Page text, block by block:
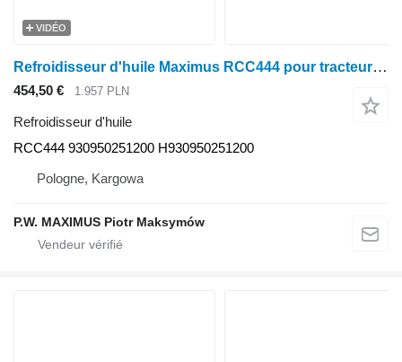
VIDÉO
Refroidisseur d'huile Maximus RCC444 pour tracteur à roues Fendt FAVORIT 916 VARIO FAVORIT 920 VARIO FAVORIT 924 VARIO FAVORIT 926 VARIO 930 VARIO TMS
454,50 € 1.957 PLN
Refroidisseur d'huile
RCC444 930950251200 H930950251200
Pologne, Kargowa
P.W. MAXIMUS Piotr Maksymów